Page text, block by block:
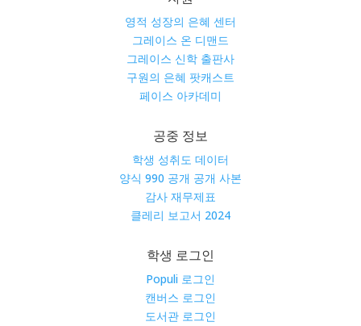
영적 성장의 은혜 센터
그레이스 온 디맨드
그레이스 신학 출판사
구원의 은혜 팟캐스트
페이스 아카데미
공중 정보
학생 성취도 데이터
양식 990 공개 공개 사본
감사 재무제표
클레리 보고서 2024
학생 로그인
Populi 로그인
캔버스 로그인
도서관 로그인